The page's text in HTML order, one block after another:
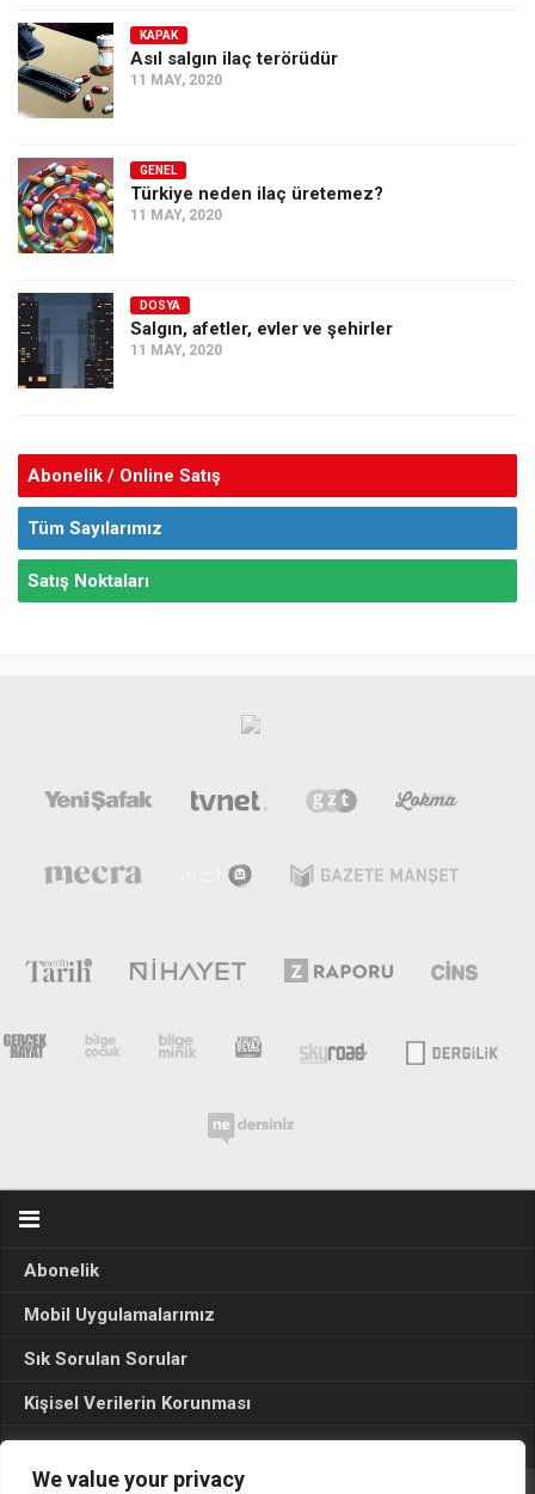
We value your privacy
KAPAK
Asıl salgın ilaç terörüdür
11 MAY, 2020
GENEL
Türkiye neden ilaç üretemez?
11 MAY, 2020
DOSYA
Salgın, afetler, evler ve şehirler
11 MAY, 2020
Abonelik / Online Satış
Tüm Sayılarımız
Satış Noktaları
Abonelik
Mobil Uygulamalarımız
Sık Sorulan Sorular
Kişisel Verilerin Korunması
Seçim Sonuçları 2024